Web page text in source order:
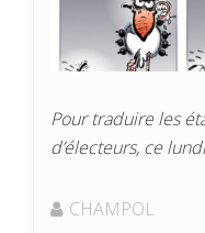
Pour traduire les
d’électeurs, ce
CHAMPOL